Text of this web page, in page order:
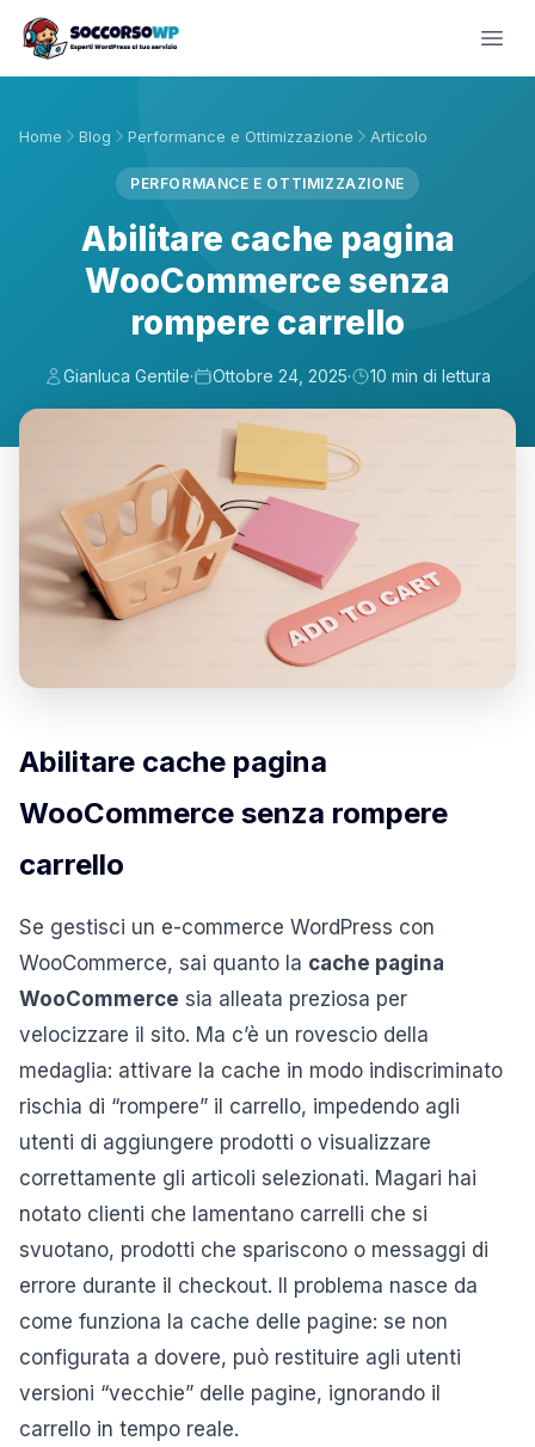
Home Blog Performance e Ottimizzazione Articolo
PERFORMANCE E OTTIMIZZAZIONE
Abilitare cache pagina
WooCommerce senza
rompere carrello
Gianluca Gentile· Ottobre 24, 2025· 10 min di lettura
Abilitare cache pagina
WooCommerce senza rompere
carrello
Se gestisci un e-commerce WordPress con
WooCommerce, sai quanto la cache pagina
WooCommerce sia alleata preziosa per
velocizzare il sito. Ma c’è un rovescio della
medaglia: attivare la cache in modo indiscriminato
rischia di “rompere” il carrello, impedendo agli
utenti di aggiungere prodotti o visualizzare
correttamente gli articoli selezionati. Magari hai
notato clienti che lamentano carrelli che si
svuotano, prodotti che spariscono o messaggi di
errore durante il checkout. Il problema nasce da
come funziona la cache delle pagine: se non
configurata a dovere, può restituire agli utenti
versioni “vecchie” delle pagine, ignorando il
carrello in tempo reale.